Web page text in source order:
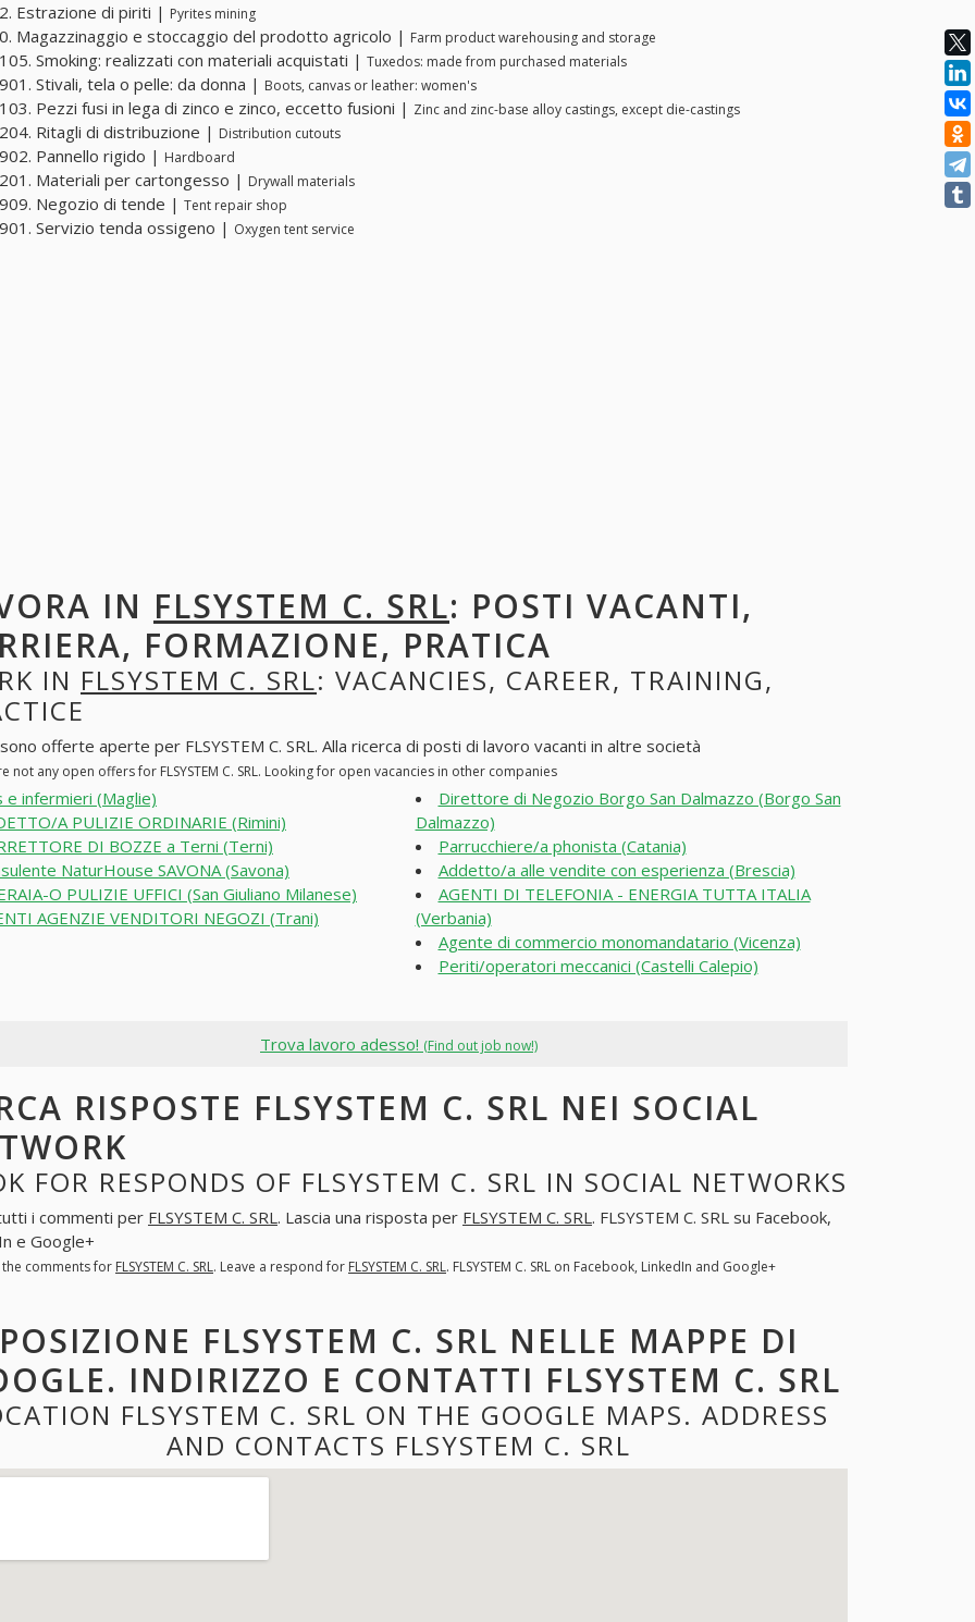
Estrazione di piriti | Pyrites mining
Magazzinaggio e stoccaggio del prodotto agricolo | Farm product warehousing and storage
Smoking: realizzati con materiali acquistati | Tuxedos: made from purchased materials
Stivali, tela o pelle: da donna | Boots, canvas or leather: women's
Pezzi fusi in lega di zinco e zinco, eccetto fusioni | Zinc and zinc-base alloy castings, except die-castings
Ritagli di distribuzione | Distribution cutouts
Pannello rigido | Hardboard
Materiali per cartongesso | Drywall materials
Negozio di tende | Tent repair shop
Servizio tenda ossigeno | Oxygen tent service
IN FLSYSTEM C. SRL: POSTI VACANTI,
FORMAZIONE, PRATICA
IN FLSYSTEM C. SRL: VACANCIES, CAREER, TRAINING,
offerte aperte per FLSYSTEM C. SRL. Alla ricerca di posti di lavoro vacanti in altre società
not any open offers for FLSYSTEM C. SRL. Looking for open vacancies in other companies
e infermieri (Maglie)
A PULIZIE ORDINARIE (Rimini)
DI BOZZE a Terni (Terni)
NaturHouse SAVONA (Savona)
O PULIZIE UFFICI (San Giuliano Milanese)
AGENZIE VENDITORI NEGOZI (Trani)
Direttore di Negozio Borgo San Dalmazzo (Borgo San
Dalmazzo)
Parrucchiere/a phonista (Catania)
Addetto/a alle vendite con esperienza (Brescia)
AGENTI DI TELEFONIA - ENERGIA TUTTA ITALIA
(Verbania)
Agente di commercio monomandatario (Vicenza)
Periti/operatori meccanici (Castelli Calepio)
Trova lavoro adesso! (Find out job now!)
RISPOSTE FLSYSTEM C. SRL NEI SOCIAL
FOR RESPONDS OF FLSYSTEM C. SRL IN SOCIAL NETWORKS
i commenti per FLSYSTEM C. SRL. Lascia una risposta per FLSYSTEM C. SRL. FLSYSTEM C. SRL su Facebook,
e Google+
the comments for FLSYSTEM C. SRL. Leave a respond for FLSYSTEM C. SRL. FLSYSTEM C. SRL on Facebook, LinkedIn and Google+
POSIZIONE FLSYSTEM C. SRL NELLE MAPPE DI
INDIRIZZO E CONTATTI FLSYSTEM C. SRL
FLSYSTEM C. SRL ON THE GOOGLE MAPS. ADDRESS
AND CONTACTS FLSYSTEM C. SRL